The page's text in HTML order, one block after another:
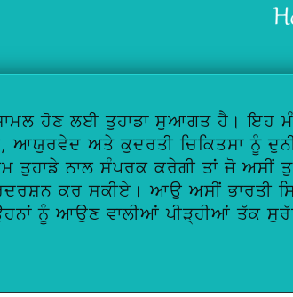
ਹੋਣ ਲਈ ਤੁਹਾਡਾ ਸੁਆਗਤ ਹੈ। ਇਹ
ਆਯੁਰਵੇਦ ਅਤੇ ਕੁਦਰਤੀ ਚਿਕਿਤਸਾ ਨੂੰ
ਤੁਹਾਡੇ ਨਾਲ ਸੰਪਰਕ ਕਰੇਗੀ ਤਾਂ ਜੋ ਅਸੀਂ
ਕਰ ਸਕੀਏ। ਆਉ ਅਸੀਂ
ਨੂੰ ਆਉਣ ਵਾਲੀਆਂ ਪੀੜ੍ਹੀਆਂ ਤੱਕ